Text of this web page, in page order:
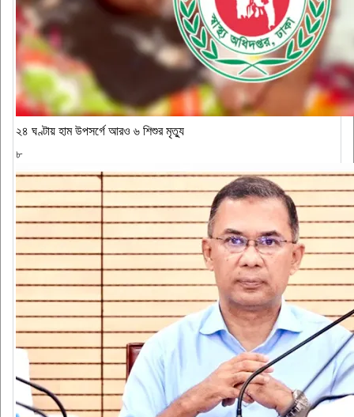
২৪ ঘণ্টায় হাম উপসর্গে আরও ৬ শিশুর মৃত্যু
৮